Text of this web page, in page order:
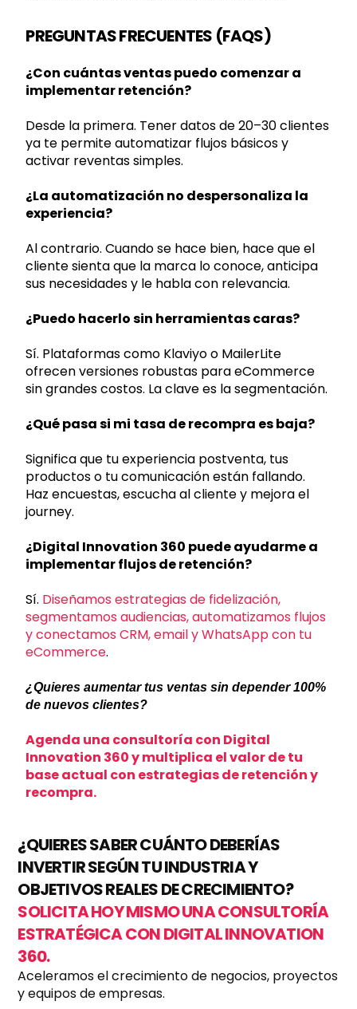
PREGUNTAS FRECUENTES (FAQS)
¿Con cuántas ventas puedo comenzar a
implementar retención?
Desde la primera. Tener datos de 20–30 clientes
ya te permite automatizar flujos básicos y
activar reventas simples.
¿La automatización no despersonaliza la
experiencia?
Al contrario. Cuando se hace bien, hace que el
cliente sienta que la marca lo conoce, anticipa
sus necesidades y le habla con relevancia.
¿Puedo hacerlo sin herramientas caras?
Sí. Plataformas como Klaviyo o MailerLite
ofrecen versiones robustas para eCommerce
sin grandes costos. La clave es la segmentación.
¿Qué pasa si mi tasa de recompra es baja?
Significa que tu experiencia postventa, tus
productos o tu comunicación están fallando.
Haz encuestas, escucha al cliente y mejora el
journey.
¿Digital Innovation 360 puede ayudarme a
implementar flujos de retención?
Sí. Diseñamos estrategias de fidelización,
segmentamos audiencias, automatizamos flujos
y conectamos CRM, email y WhatsApp con tu
eCommerce.
¿Quieres aumentar tus ventas sin depender 100%
de nuevos clientes?
Agenda una consultoría con Digital
Innovation 360 y multiplica el valor de tu
base actual con estrategias de retención y
recompra.
¿QUIERES SABER CUÁNTO DEBERÍAS
INVERTIR SEGÚN TU INDUSTRIA Y
OBJETIVOS REALES DE CRECIMIENTO?
SOLICITA HOY MISMO UNA CONSULTORÍA
ESTRATÉGICA CON DIGITAL INNOVATION
360.
Aceleramos el crecimiento de negocios, proyectos
y equipos de empresas.